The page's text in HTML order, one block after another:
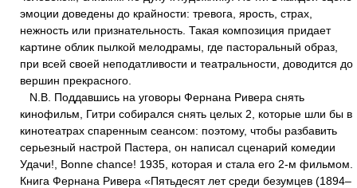
эмоции доведены до крайности: тревога, ярость, страх,
нежность или признательность. Такая композиция придает
картине облик пылкой мелодрамы, где пасторальный образ,
при всей своей неподатливости и театральности, доводится до
вершин прекрасного.
N.B. Поддавшись на уговоры Фернана Ривера снять
кинофильм, Гитри собирался снять целых 2, которые шли бы в
кинотеатрах спаренным сеансом: поэтому, чтобы разбавить
серьезный настрой Пастера, он написал сценарий комедии
Удачи!, Bonne chance! 1935, которая и стала его 2-м фильмом.
Книга Фернана Ривера «Пятьдесят лет среди безумцев (1894–